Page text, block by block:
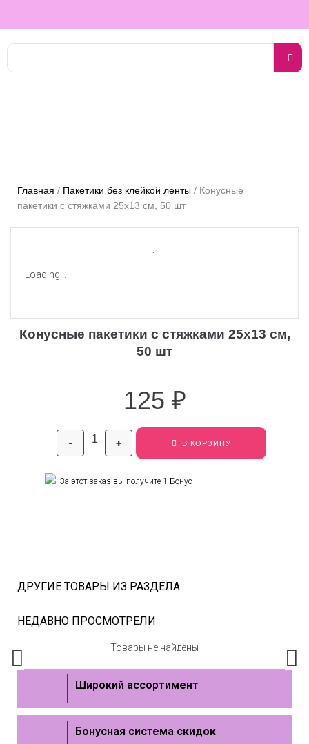
Главная / Пакетики без клейкой ленты / Конусные
пакетики с стяжками 25х13 см, 50 шт
Loading...
Конусные пакетики с стяжками 25х13 см,
50 шт
125 ₽
- + В КОРЗИНУ
За этот заказ вы получите 1 Бонус
ДРУГИЕ ТОВАРЫ ИЗ РАЗДЕЛА
НЕДАВНО ПРОСМОТРЕЛИ
Товары не найдены
Широкий ассортимент
Бонусная система скидок